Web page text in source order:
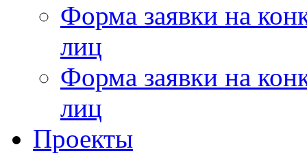
Форма заявки на
лиц
Форма заявки на
лиц
Проекты